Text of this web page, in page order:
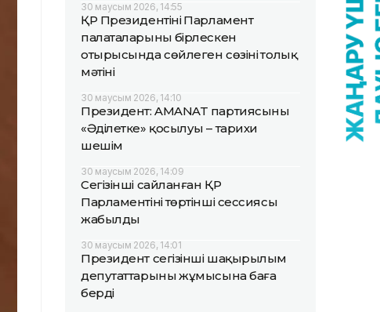
30 маусым 2026, 14:55
ҚР Президентінің Парламент
палаталарының бірлескен
отырысында сөйлеген сөзінің толық
мәтіні
30 маусым 2026, 14:10
Президент: AMANAT партиясының
«Әділетке» қосылуы – тарихи
шешім
30 маусым 2026, 14:09
Сегізінші сайланған ҚР
Парламентінің төртінші сессиясы
жабылды
30 маусым 2026, 14:01
Президент сегізінші шақырылым
депутаттарының жұмысына баға
берді